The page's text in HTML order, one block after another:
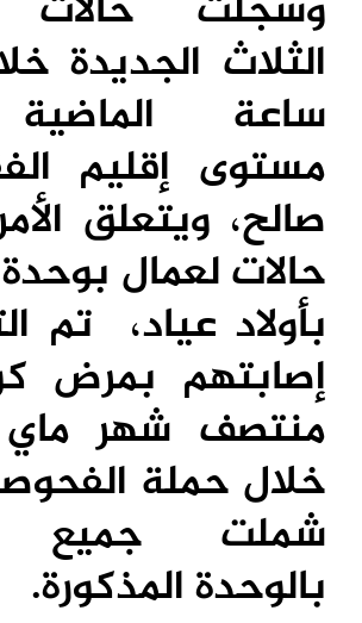
ساعة
مستوى إقليم
حالات لعمال
بأولاد عياد، تم
منتصف شهر ماي
خلال حملة
شملت جميع
بالوحدة المذكورة.